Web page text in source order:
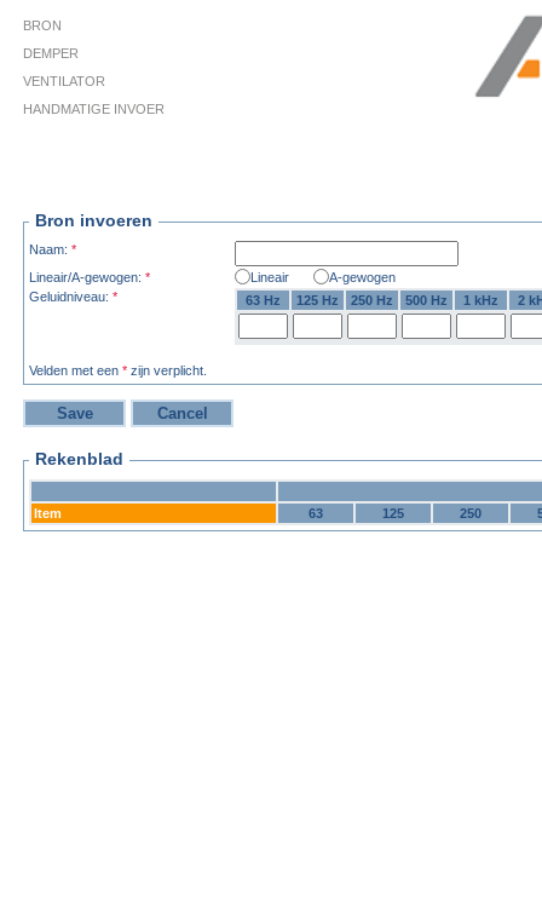
BRON
DEMPER
VENTILATOR
HANDMATIGE INVOER
Bron invoeren
Naam: *
Lineair/A-gewogen: * Lineair
A-gewogen
Geluidniveau: * 63 Hz 125 Hz 250 Hz 500 Hz 1 kHz 2
Velden met een * zijn verplicht.
Rekenblad
Item 63 125 250